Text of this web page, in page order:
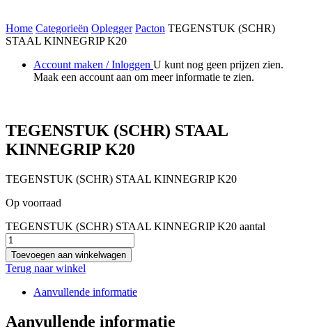
Home Categorieën Oplegger Pacton TEGENSTUK (SCHR)
STAAL KINNEGRIP K20
Account maken / Inloggen U kunt nog geen prijzen zien.
Maak een account aan om meer informatie te zien.
TEGENSTUK (SCHR) STAAL
KINNEGRIP K20
TEGENSTUK (SCHR) STAAL KINNEGRIP K20
Op voorraad
TEGENSTUK (SCHR) STAAL KINNEGRIP K20 aantal
Toevoegen aan winkelwagen
Terug naar winkel
Aanvullende informatie
Aanvullende informatie